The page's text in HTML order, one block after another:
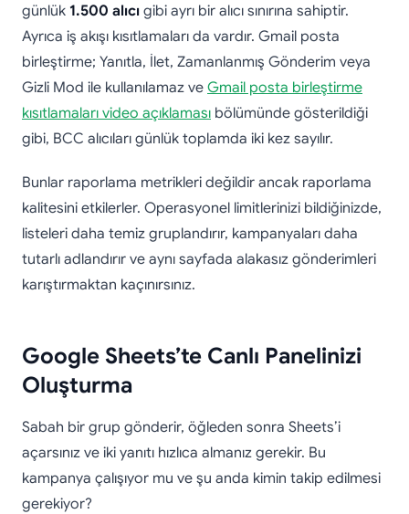
günlük 1.500 alıcı gibi ayrı bir alıcı sınırına sahiptir.
Ayrıca iş akışı kısıtlamaları da vardır. Gmail posta
birleştirme; Yanıtla, İlet, Zamanlanmış Gönderim veya
Gizli Mod ile kullanılamaz ve Gmail posta birleştirme
kısıtlamaları video açıklaması bölümünde gösterildiği
gibi, BCC alıcıları günlük toplamda iki kez sayılır.
Bunlar raporlama metrikleri değildir ancak raporlama
kalitesini etkilerler. Operasyonel limitlerinizi bildiğinizde,
listeleri daha temiz gruplandırır, kampanyaları daha
tutarlı adlandırır ve aynı sayfada alakasız gönderimleri
karıştırmaktan kaçınırsınız.
Google Sheets’te Canlı Panelinizi
Oluşturma
Sabah bir grup gönderir, öğleden sonra Sheets’i
açarsınız ve iki yanıtı hızlıca almanız gerekir. Bu
kampanya çalışıyor mu ve şu anda kimin takip edilmesi
gerekiyor?